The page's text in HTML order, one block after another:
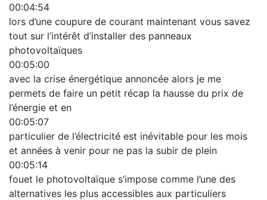
00:04:54
lors d’une coupure de courant maintenant vous savez
tout sur l’intérêt d’installer des panneaux
photovoltaïques
00:05:00
avec la crise énergétique annoncée alors je me
permets de faire un petit récap la hausse du prix de
l’énergie et en
00:05:07
particulier de l’électricité est inévitable pour les mois
et années à venir pour ne pas la subir de plein
00:05:14
fouet le photovoltaïque s’impose comme l’une des
alternatives les plus accessibles aux particuliers